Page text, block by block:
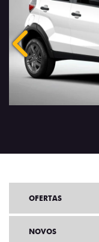
Anterior
OFERTAS
NOVOS